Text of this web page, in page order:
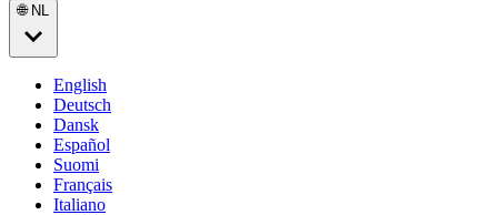
🌐 NL
English
Deutsch
Dansk
Español
Suomi
Français
Italiano